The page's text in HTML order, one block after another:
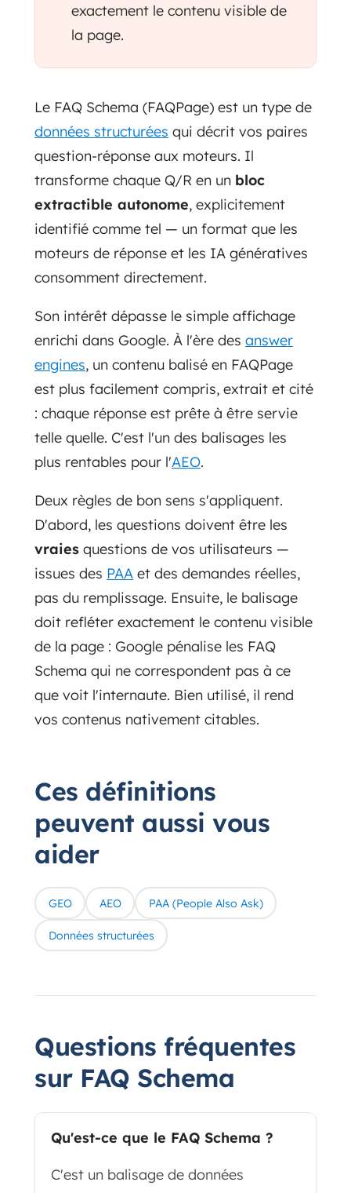
exactement le contenu visible de
la page.
Le FAQ Schema (FAQPage) est un type de
données structurées qui décrit vos paires
question-réponse aux moteurs. Il
transforme chaque Q/R en un bloc
extractible autonome, explicitement
identifié comme tel — un format que les
moteurs de réponse et les IA génératives
consomment directement.
Son intérêt dépasse le simple affichage
enrichi dans Google. À l'ère des answer
engines, un contenu balisé en FAQPage
est plus facilement compris, extrait et cité
: chaque réponse est prête à être servie
telle quelle. C'est l'un des balisages les
plus rentables pour l'AEO.
Deux règles de bon sens s'appliquent.
D'abord, les questions doivent être les
vraies questions de vos utilisateurs —
issues des PAA et des demandes réelles,
pas du remplissage. Ensuite, le balisage
doit refléter exactement le contenu visible
de la page : Google pénalise les FAQ
Schema qui ne correspondent pas à ce
que voit l'internaute. Bien utilisé, il rend
vos contenus nativement citables.
Ces définitions
peuvent aussi vous
aider
GEO AEO PAA (People Also Ask)
Données structurées
Questions fréquentes
sur FAQ Schema
Qu'est-ce que le FAQ Schema ?
C'est un balisage de données